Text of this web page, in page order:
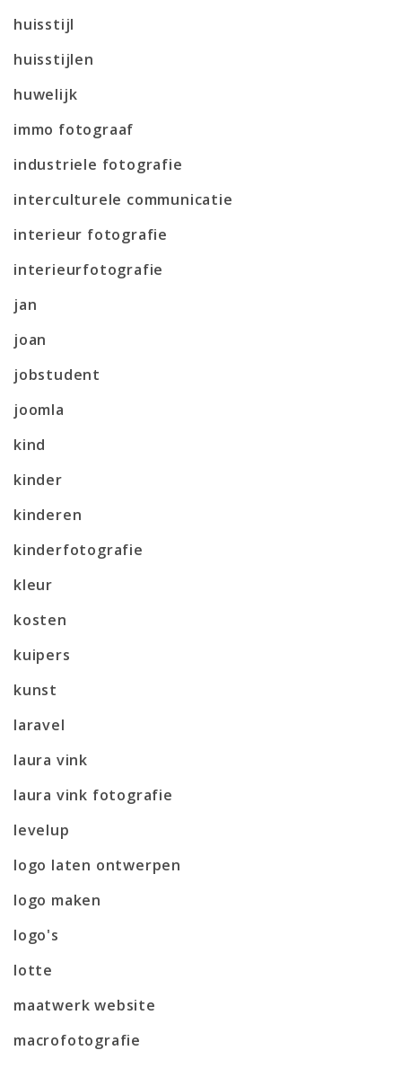
huisstijl
huisstijlen
huwelijk
immo fotograaf
industriele fotografie
interculturele communicatie
interieur fotografie
interieurfotografie
jan
joan
jobstudent
joomla
kind
kinder
kinderen
kinderfotografie
kleur
kosten
kuipers
kunst
laravel
laura vink
laura vink fotografie
levelup
logo laten ontwerpen
logo maken
logo's
lotte
maatwerk website
macrofotografie